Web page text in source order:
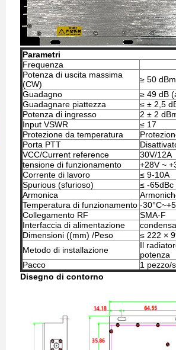
Parametri
Frequenza
Potenza di uscita massima
(CW)
≥ 50 dBm
Guadagno
≥ 49 dB
Guadagnare piattezza
≤ ± 2,5
Potenza di ingresso
2 ± 2
Input VSWR
≤ 17
Protezione da temperatura
Porta PTT
VCC/Current reference
30V/12A
tensione di funzionamento
+28V ~
Corrente di lavoro
≤ 9-10A
Spurious (sfurioso)
≤ -65dBc
Armonica
Temperatura di funzionamento -
Collegamento RF
SMA-F
Interfaccia di alimentazione
Dimensioni ((mm) /Peso
≤ 222 ×
Metodo di installazione
Il
potenza
Pacco
1 pezzo/
Disegno di contorno